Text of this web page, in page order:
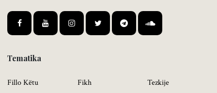
Tematika
Fillo Këtu
Fikh
Tezkije